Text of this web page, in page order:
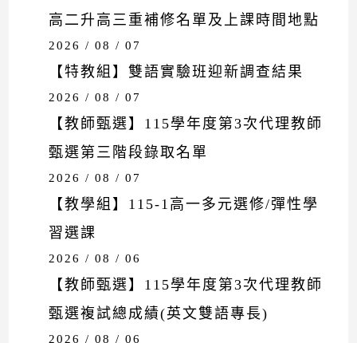
高二升高三重補修名單及上課時間地點
2026 / 08 / 07
【特教組】雙語實驗班迎新調查結果
2026 / 08 / 07
【教師甄選】115學年度第3次代理教師
甄選第三階段錄取名單
2026 / 08 / 07
【教學組】115-1高一多元選修/彈性學
習選課
2026 / 08 / 06
【教師甄選】115學年度第3次代理教師
甄選複試總成績(英文雙語專長)
2026 / 08 / 06